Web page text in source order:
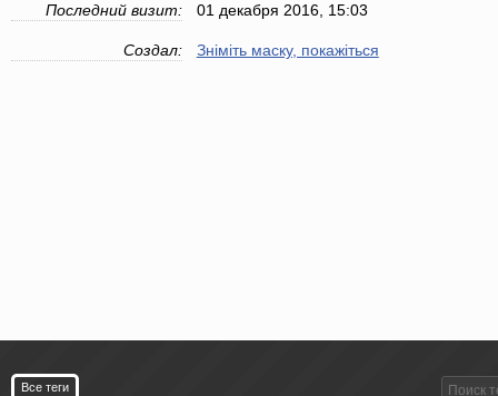
Последний визит: 01 декабря 2016, 15:03
Создал: Зніміть маску, покажіться
Все теги